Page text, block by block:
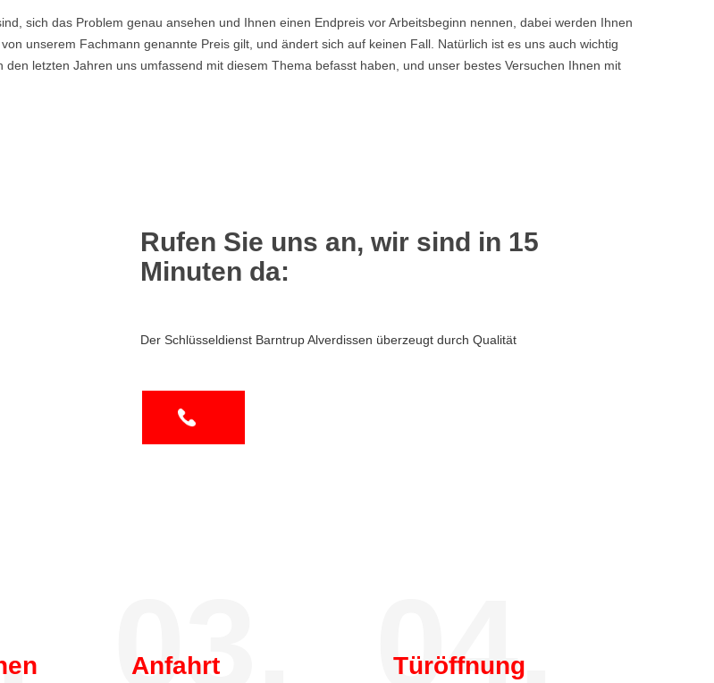
sich das Problem genau ansehen und Ihnen einen Endpreis vor Arbeitsbeginn nennen, dabei werden Ihnen
unserem Fachmann genannte Preis gilt, und ändert sich auf keinen Fall. Natürlich ist es uns auch wichtig
letzten Jahren uns umfassend mit diesem Thema befasst haben, und unser bestes Versuchen Ihnen mit
Rufen Sie uns an, wir sind in 15
Minuten da:
Der Schlüsseldienst Barntrup Alverdissen überzeugt durch Qualität
03.
Anfahrt 04.
Türöffnung